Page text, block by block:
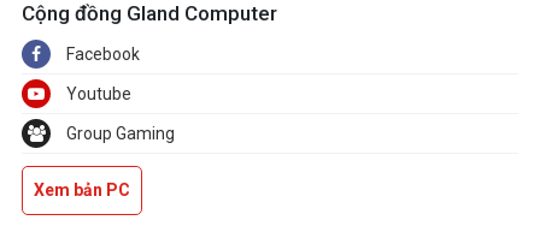
Cộng đồng Gland Computer
Facebook
Youtube
Group Gaming
Xem bản PC